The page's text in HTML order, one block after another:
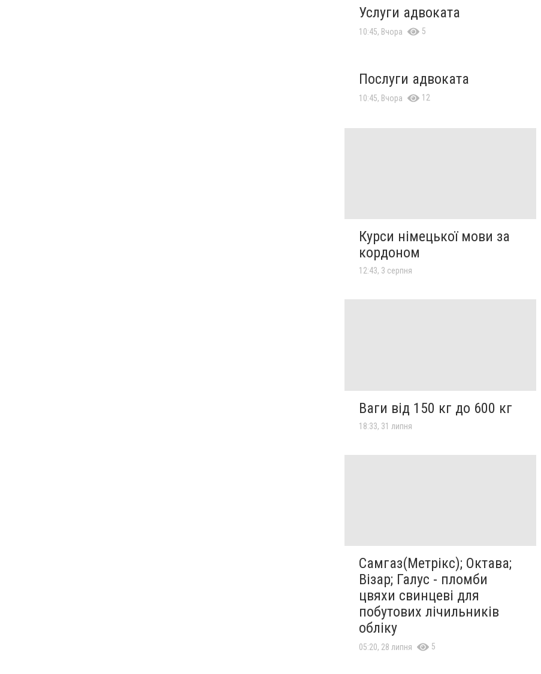
Услуги адвоката
10:45, Вчора 5
Послуги адвоката
10:45, Вчора 12
Курси німецької мови за
кордоном
12:43, 3 серпня
Ваги від 150 кг до 600 кг
18:33, 31 липня
Самгаз(Метрікс); Октава;
Візар; Галус - пломби
цвяхи свинцеві для
побутових лічильників
обліку
05:20, 28 липня 5